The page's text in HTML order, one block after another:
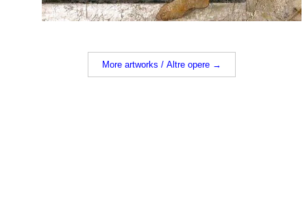
More artworks / Altre opere →